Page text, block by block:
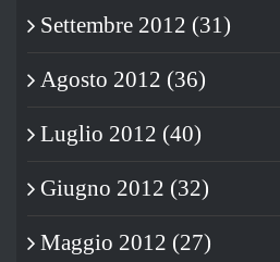
Settembre 2012 (31)
Agosto 2012 (36)
Luglio 2012 (40)
Giugno 2012 (32)
Maggio 2012 (27)